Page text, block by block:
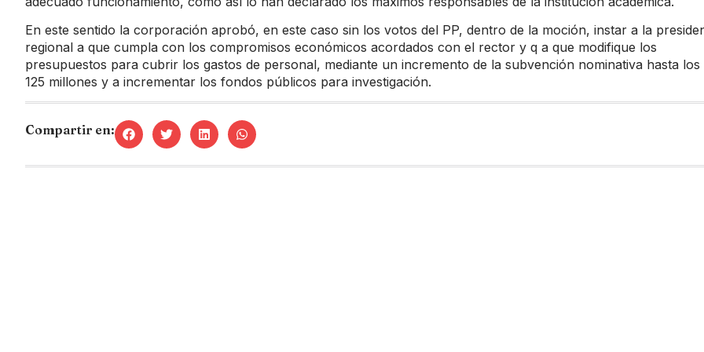
En este sentido la corporación aprobó, en este caso sin los votos del PP, dentro de la moción, instar a la
regional a que cumpla con los compromisos económicos acordados con el rector y q a que modifique los
presupuestos para cubrir los gastos de personal, mediante un incremento de la subvención nominativa hasta los
125 millones y a incrementar los fondos públicos para investigación.
Compartir en: